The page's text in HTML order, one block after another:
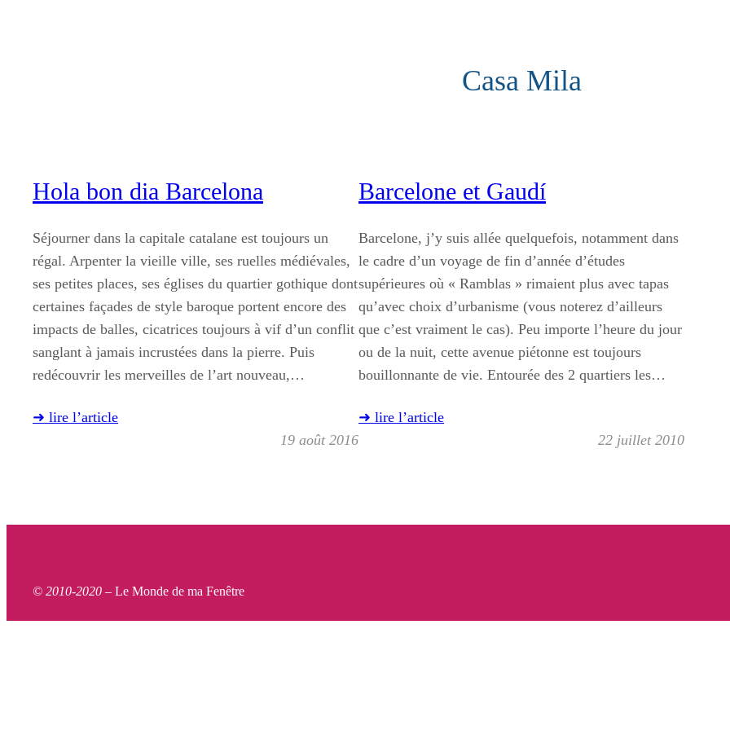
Casa Mila
Hola bon dia Barcelona
Séjourner dans la capitale catalane est toujours un
régal. Arpenter la vieille ville, ses ruelles médiévales,
ses petites places, ses églises du quartier gothique dont
certaines façades de style baroque portent encore des
impacts de balles, cicatrices toujours à vif d’un conflit
sanglant à jamais incrustées dans la pierre. Puis
redécouvrir les merveilles de l’art nouveau,…
➜ lire l’article
19 août 2016
Barcelone et Gaudí
Barcelone, j’y suis allée quelquefois, notamment dans
le cadre d’un voyage de fin d’année d’études
supérieures où « Ramblas » rimaient plus avec tapas
qu’avec choix d’urbanisme (vous noterez d’ailleurs
que c’est vraiment le cas). Peu importe l’heure du jour
ou de la nuit, cette avenue piétonne est toujours
bouillonnante de vie. Entourée des 2 quartiers les…
➜ lire l’article
22 juillet 2010
© 2010-2020 – Le Monde de ma Fenêtre